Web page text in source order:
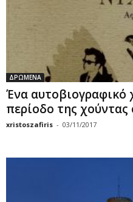
ΔΡΩΜΕΝΑ
Ένα αυτοβιογραφικό
περίοδο της
xristoszafiris - 03/11/2017